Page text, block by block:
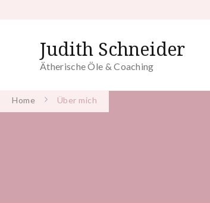
Judith Schneider
Ätherische Öle & Coaching
Home Über mich